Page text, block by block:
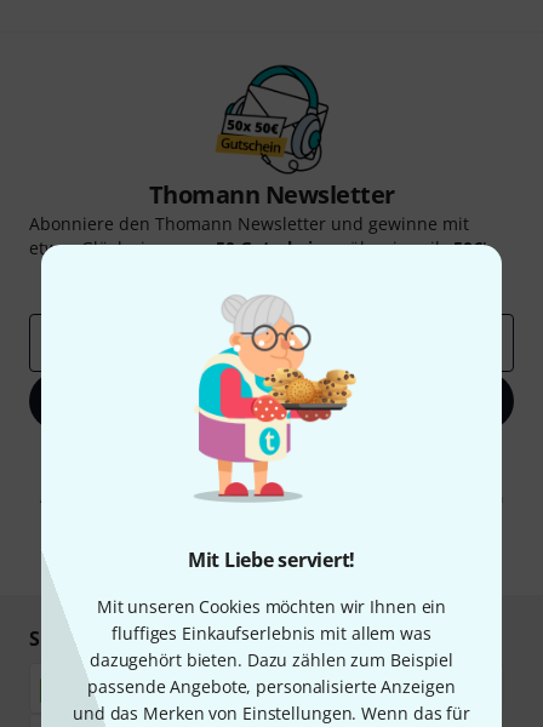
Mit Liebe serviert!
Mit unseren Cookies möchten wir Ihnen ein
fluffiges Einkaufserlebnis mit allem was
dazugehört bieten. Dazu zählen zum Beispiel
passende Angebote, personalisierte Anzeigen
und das Merken von Einstellungen. Wenn das für
Thomann Newsletter
Abonniere den Thomann Newsletter und gewinne mit
etwas Glück einen von50 Gutscheinenüber jeweils50€!
Jetzt anmelden
Mit Klick auf „Jetzt anmelden“ stimmen Sie dem Erhalt von E-Mail-
Werbung und einer Messung des E-Mail-Nutzungsverhaltens zu. Die
Abmeldung ist jederzeit möglich. Weitere Informationen finden Sie in
* Pflichtfeld
Sicher einkaufen & bezahlen